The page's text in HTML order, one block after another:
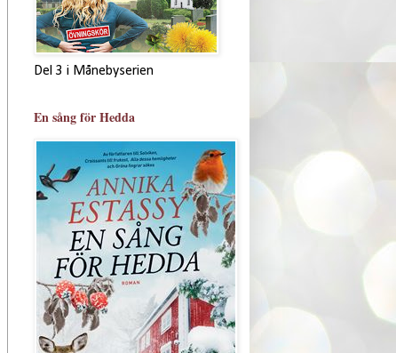
Del 3 i Månebyserien
En sång för Hedda